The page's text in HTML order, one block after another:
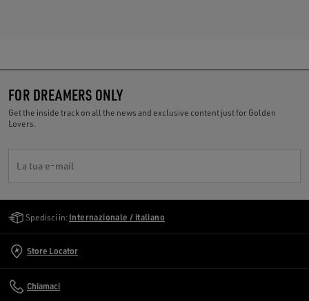
FOR DREAMERS ONLY
Get the inside track on all the news and exclusive content just for Golden
Lovers.
La tua e-mail
Spedisci in: Internazionale / italiano
Store Locator
Chiamaci